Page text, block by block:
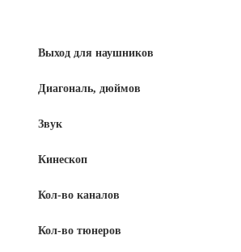
Выход для наушников
Диагональ, дюймов
Звук
Кинескоп
Кол-во каналов
Кол-во тюнеров